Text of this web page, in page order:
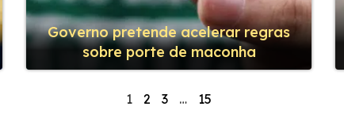
Governo pretende acelerar regras
sobre porte de maconha
1 2 3 … 15